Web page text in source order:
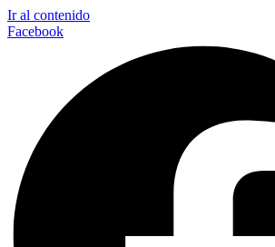
Ir al contenido
Facebook